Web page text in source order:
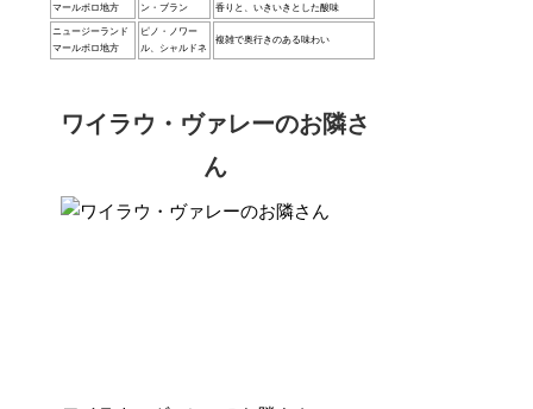
マールボロ地方
ン・ブラン
香りと、いきいきとした酸味
ニュージーランド
マールボロ地方
ピノ・ノワー
ル、シャルドネ
複雑で奥行きのある味わい
ワイラウ・ヴァレーのお隣さ
ん